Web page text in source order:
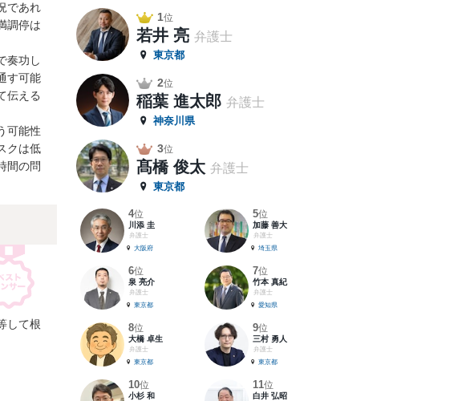
であれ
調停は
奏功し
す可能
伝える
可能性
クは低
間の問
して根
1位
若井 亮 弁護士
東京都
2位
稲葉 進太郎 弁護士
神奈川県
3位
髙橋 俊太 弁護士
東京都
4位
川添 圭
弁護士
大阪府
5位
加藤 善大
弁護士
埼玉県
6位
泉 亮介
弁護士
東京都
7位
竹本 真紀
弁護士
愛知県
8位
大橋 卓生
弁護士
東京都
9位
三村 勇人
弁護士
東京都
10位
小杉 和
11位
白井 弘昭